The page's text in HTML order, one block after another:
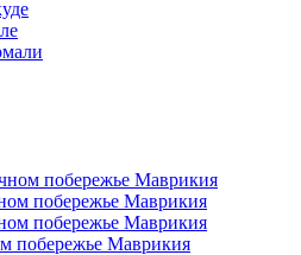
побережье Маврикия
побережье Маврикия
побережье Маврикия
побережье Маврикия